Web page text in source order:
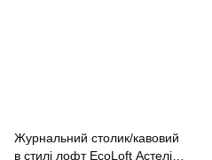
Журнальний столик/кавовий
в стилі лофт EcoLoft Астелія